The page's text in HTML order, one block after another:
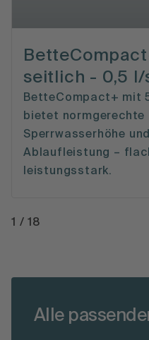
seitlich - 0,5 l/
BetteCompact+ mit
bietet normgerechte
Sperrwasserhöhe
Ablaufleistung –
leistungsstark.
1 /18
Alle